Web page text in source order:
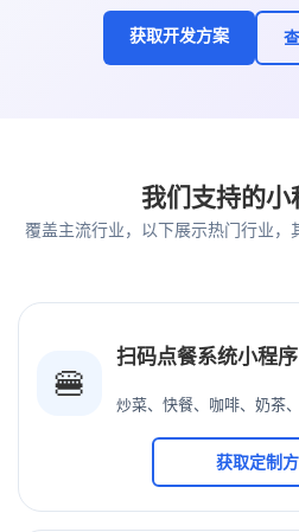
获取开发方案
我们支持的小
覆盖主流行业，以下展示热门行业，
🍔
扫码点餐系统小程序
炒菜、快餐、咖啡、奶茶
获取定制